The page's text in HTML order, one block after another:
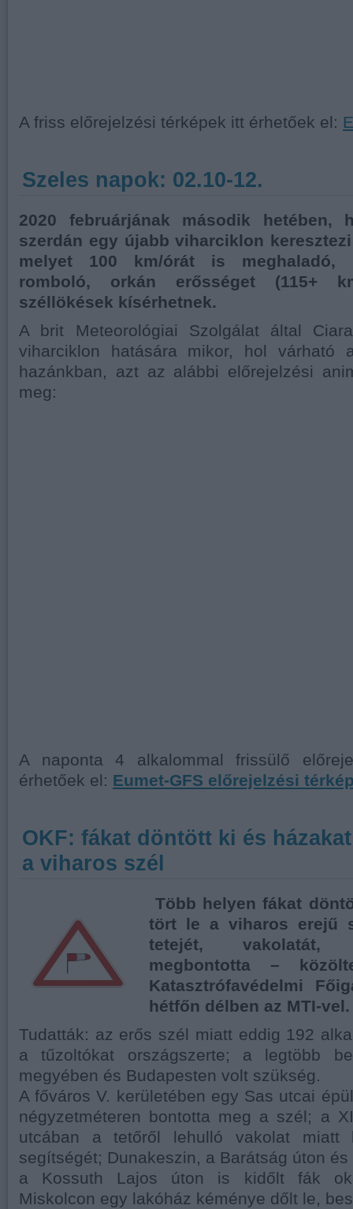
A friss előrejelzési térképek itt érhetőek el:
Szeles napok: 02.10-12.
2020 februárjának második hetében,
szerdán egy újabb viharciklon
melyet 100 km/órát is meghaladó,
romboló, orkán erősséget (115+
széllökések kísérhetnek.
A brit Meteorológiai Szolgálat által
viharciklon hatására mikor, hol várható
hazánkban, azt az alábbi előrejelzési
meg:
A naponta 4 alkalommal frissülő
érhetőek el: Eumet-GFS előrejelzési
OKF: fákat döntött ki és
a viharos szél
Több helyen fákat
tört le a viharos erejű
tetejét, vakolatát,
megbontotta –
Katasztrófavédelmi
hétfőn délben az MTI-vel.
Tudatták: az erős szél miatt eddig 192
a tűzoltókat országszerte; a legtöbb
megyében és Budapesten volt szükség.
A főváros V. kerületében egy Sas utcai
négyzetméteren bontotta meg a szél; a
utcában a tetőről lehulló vakolat miatt
segítségét; Dunakeszin, a Barátság úton
a Kossuth Lajos úton is kidőlt fák
Miskolcon egy lakóház kéménye dőlt le,